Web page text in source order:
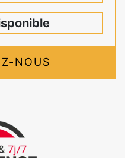
NOUS